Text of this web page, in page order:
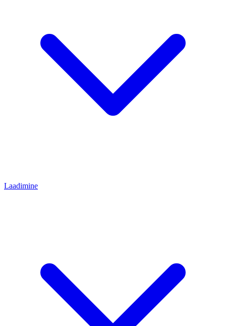
Laadimine